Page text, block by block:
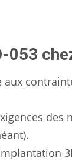
053
des